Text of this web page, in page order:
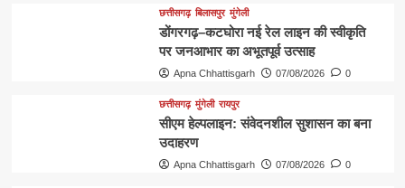
छत्तीसगढ़ बिलासपुर मुंगेली
डोंगरगढ़–कटघोरा नई रेल लाइन की स्वीकृति
पर जनआभार का अभूतपूर्व उत्साह
Apna Chhattisgarh 07/08/2026 0
छत्तीसगढ़ मुंगेली रायपुर
सीएम हेल्पलाइन: संवेदनशील सुशासन का बना
उदाहरण
Apna Chhattisgarh 07/08/2026 0